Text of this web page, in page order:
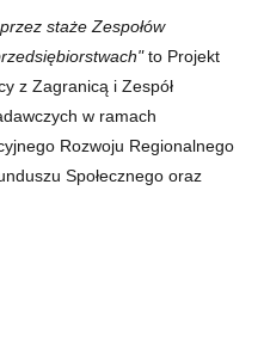
staże Zespołów
to Projekt
z Zagranicą i Zespół
w ramach
Rozwoju Regionalnego
Społecznego oraz